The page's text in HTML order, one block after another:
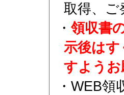
取得、
・領収書
示後は
すよう
・WEB